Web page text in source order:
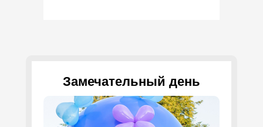
Замечательный день